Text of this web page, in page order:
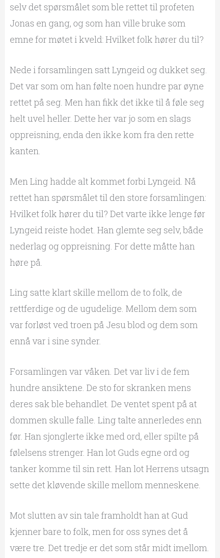
selv det spørsmålet som ble rettet til profeten
Jonas en gang, og som han ville bruke som
emne for møtet i kveld: Hvilket folk hører du til?
Nede i forsamlingen satt Lyngeid og dukket seg.
Det var som om han følte noen hundre par øyne
rettet på seg. Men han fikk det ikke til å føle seg
helt uvel heller. Dette her var jo som en slags
oppreisning, enda den ikke kom fra den rette
kanten.
Men Ling hadde alt kommet forbi Lyngeid. Nå
rettet han spørsmålet til den store forsamlingen:
Hvilket folk hører du til? Det varte ikke lenge før
Lyngeid reiste hodet. Han glemte seg selv, både
nederlag og oppreisning. For dette måtte han
høre på.
Ling satte klart skille mellom de to folk, de
rettferdige og de ugudelige. Mellom dem som
var forløst ved troen på Jesu blod og dem som
ennå var i sine synder.
Forsamlingen var våken. Det var liv i de fem
hundre ansiktene. De sto for skranken mens
deres sak ble behandlet. De ventet spent på at
dommen skulle falle. Ling talte annerledes enn
før. Han sjonglerte ikke med ord, eller spilte på
følelsens strenger. Han lot Guds egne ord og
tanker komme til sin rett. Han lot Herrens utsagn
sette det kløvende skille mellom menneskene.
Mot slutten av sin tale framholdt han at Gud
kjenner bare to folk, men for oss synes det å
være tre. Det tredje er det som står midt imellom.